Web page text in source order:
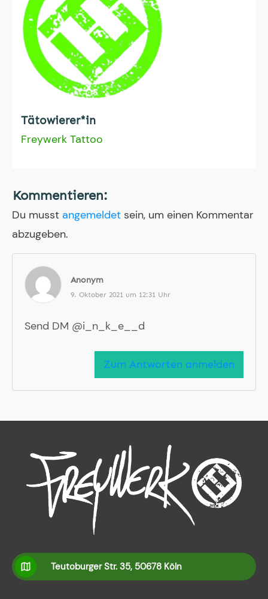
Tätowierer*in
Freywerk Tattoo
Kommentieren:
Du musst angemeldet sein, um einen Kommentar
abzugeben.
Anonym
9. Oktober 2021 um 12:31 Uhr
Send DM @i_n_k_e__d
Zum Antworten anmelden
Teutoburger Str. 35, 50678 Köln